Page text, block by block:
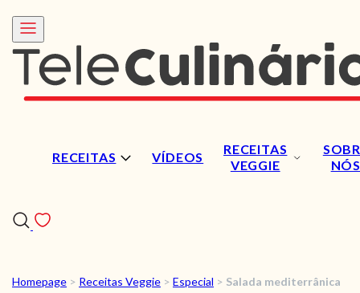
RECEITAS VÍDEOS
RECEITAS
VEGGIE
NÓS
RECEITAS
Homepage > Receitas Veggie > Especial > Salada mediterrânica